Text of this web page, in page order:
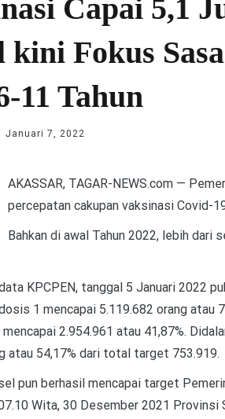
Capai 5,1
kini Fokus
11 Tahun
Januari 7, 2022
AKASSAR, TAGAR-NEWS.com —
percepatan cakupan vaksinasi Covid-
Bahkan di awal Tahun 2022, lebih dari
KPCPEN, tanggal 5 Januari 2022
1 mencapai 5.119.682 orang
2.954.961 atau 41,87%.
atau 54,17% dari total target 753.919.
pun berhasil mencapai target
Wita, 30 Desember 2021